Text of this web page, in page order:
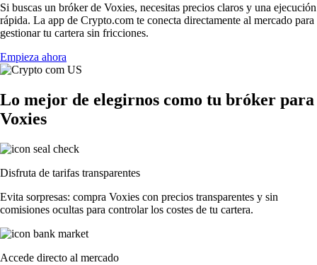
Si buscas un bróker de Voxies, necesitas precios claros y una ejecución
rápida. La app de Crypto.com te conecta directamente al mercado para
gestionar tu cartera sin fricciones.
Empieza ahora
Lo mejor de elegirnos como tu bróker para
Voxies
Disfruta de tarifas transparentes
Evita sorpresas: compra Voxies con precios transparentes y sin
comisiones ocultas para controlar los costes de tu cartera.
Accede directo al mercado